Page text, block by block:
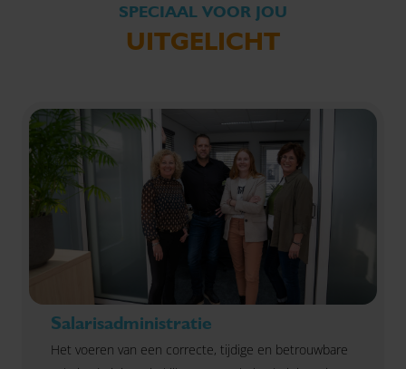
SPECIAAL VOOR JOU
UITGELICHT
Salarisadministratie
Het voeren van een correcte, tijdige en betrouwbare